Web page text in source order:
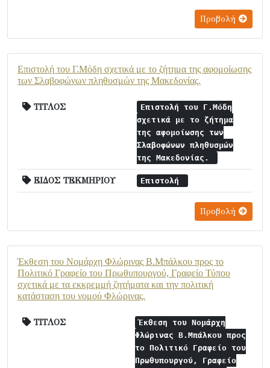
Προβολή
Επιστολή του Γ.Μόδη σχετικά με το ζήτημα της αφομοίωσης
των Σλαβοφώνων πληθυσμών της Μακεδονίας.
ΤΙΤΛΟΣ
Επιστολή του Γ.Μόδη
σχετικά με το ζήτημα
της αφομοίωσης των
Σλαβοφώνων πληθυσμών
της Μακεδονίας.
ΕΙΔΟΣ ΤΕΚΜΗΡΙΟΥ Επιστολή
Προβολή
Έκθεση του Νομάρχη Φλώρινας Β.Μπάλκου προς το
Πολιτικό Γραφείο του Πρωθυπουργού, Γραφείο Τύπου
σχετικά με τα εκκρεμμή ζητήματα και την πολιτική
κατάσταση του νομού Φλώρινας.
ΤΙΤΛΟΣ
Έκθεση του Νομάρχη
Φλώρινας Β.Μπάλκου προς
το Πολιτικό Γραφείο του
Πρωθυπουργού, Γραφείο